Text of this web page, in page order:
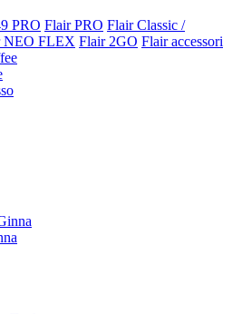
PRO Flair PRO Flair Classic /
NEO FLEX Flair 2GO Flair accessori